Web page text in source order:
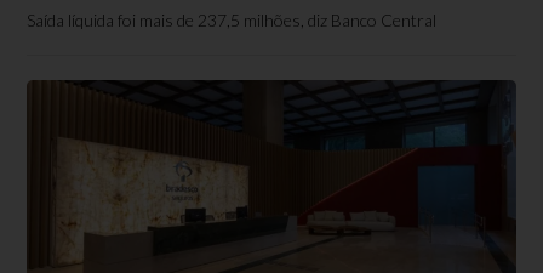
Saída líquida foi mais de 237,5 milhões, diz Banco Central